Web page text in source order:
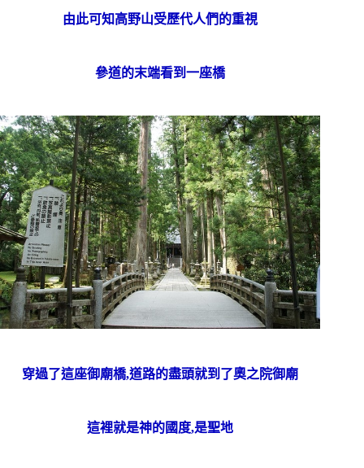
由此可知高野山受歷代人們的重視
參道的末端看到一座橋
穿過了這座御廟橋,道路的盡頭就到了奧之院御廟
這裡就是神的國度,是聖地